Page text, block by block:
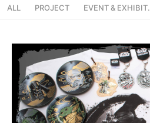
ALL PROJECT EVENT & EXHIBIT.